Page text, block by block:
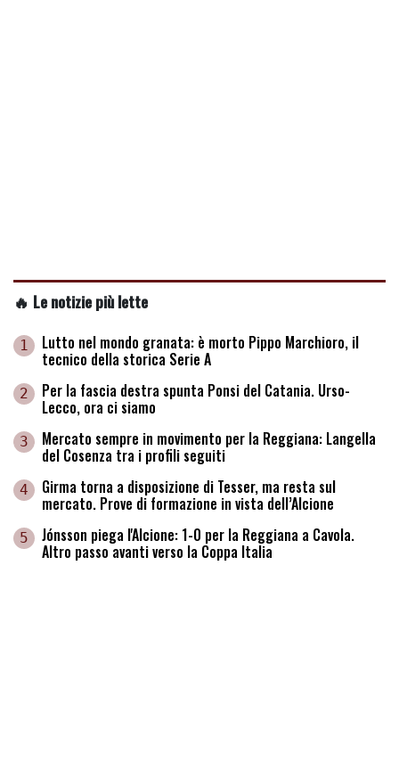
🔥 Le notizie più lette
1 Lutto nel mondo granata: è morto Pippo Marchioro, il
tecnico della storica Serie A
2 Per la fascia destra spunta Ponsi del Catania. Urso-
Lecco, ora ci siamo
3 Mercato sempre in movimento per la Reggiana: Langella
del Cosenza tra i profili seguiti
4 Girma torna a disposizione di Tesser, ma resta sul
mercato. Prove di formazione in vista dell’Alcione
5 Jónsson piega l'Alcione: 1-0 per la Reggiana a Cavola.
Altro passo avanti verso la Coppa Italia